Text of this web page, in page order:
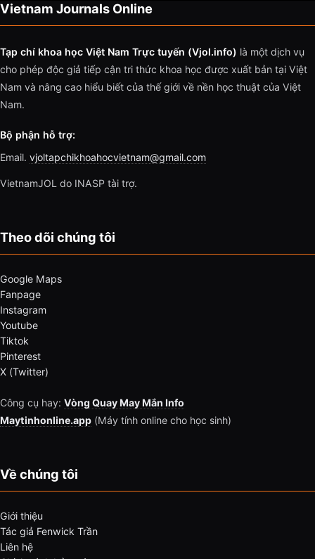
Vietnam Journals Online
Tạp chí khoa học Việt Nam Trực tuyến (Vjol.info) là một dịch vụ
cho phép độc giả tiếp cận tri thức khoa học được xuất bản tại Việt
Nam và nâng cao hiểu biết của thế giới về nền học thuật của Việt
Nam.
Bộ phận hỗ trợ:
Email. vjoltapchikhoahocvietnam@gmail.com
VietnamJOL do INASP tài trợ.
Theo dõi chúng tôi
Google Maps
Fanpage
Instagram
Youtube
Tiktok
Pinterest
X (Twitter)
Công cụ hay: Vòng Quay May Mắn Info
Maytinhonline.app (Máy tính online cho học sinh)
Về chúng tôi
Giới thiệu
Tác giả Fenwick Trần
Liên hệ